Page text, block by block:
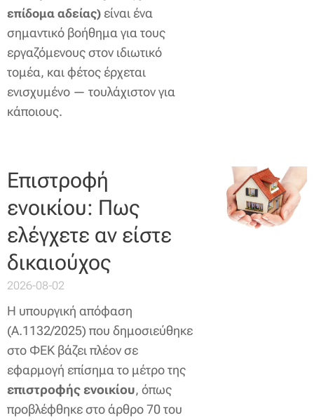
επίδομα αδείας) είναι ένα
σημαντικό βοήθημα για τους
εργαζόμενους στον ιδιωτικό
τομέα, και φέτος έρχεται
ενισχυμένο — τουλάχιστον για
κάποιους.
Επιστροφή
ενοικίου: Πως
ελέγχετε αν είστε
δικαιούχος
2026-08-02
Η υπουργική απόφαση
(Α.1132/2025) που δημοσιεύθηκε
στο ΦΕΚ βάζει πλέον σε
εφαρμογή επίσημα το μέτρο της
επιστροφής ενοικίου, όπως
προβλέφθηκε στο άρθρο 70 του